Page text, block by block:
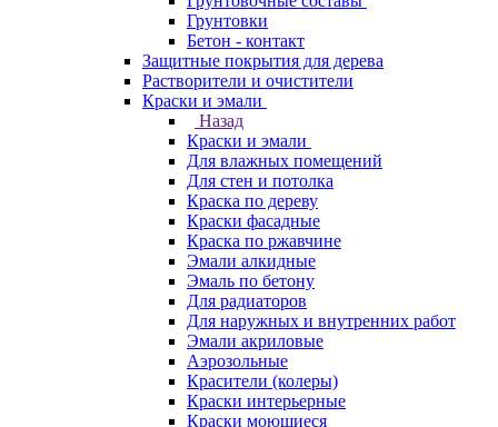
Грунтовки
Бетон - контакт
Защитные покрытия для дерева
Растворители и очистители
Краски и эмали
Назад
Краски и эмали
Для влажных помещений
Для стен и потолка
Краска по дереву
Краски фасадные
Краска по ржавчине
Эмали алкидные
Эмаль по бетону
Для радиаторов
Для наружных и внутренних работ
Эмали акриловые
Аэрозольные
Красители (колеры)
Краски интерьерные
Краски моющиеся